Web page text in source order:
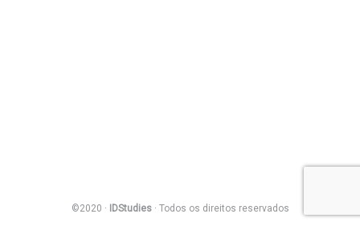
©2020 · IDStudies· Todos os direitos reservados